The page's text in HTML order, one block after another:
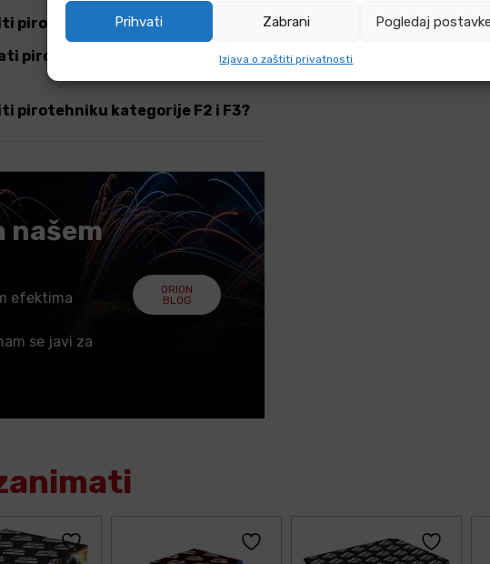
Prihvati Zabrani Pogledaj
Izjava o zaštiti privatnosti
pirotehniku F2 i F3 kategorije?
pirotehniku F2 i F3
pirotehniku kategorije F2 i F3?
našem
efektima
se javi za
ORION
BLOG